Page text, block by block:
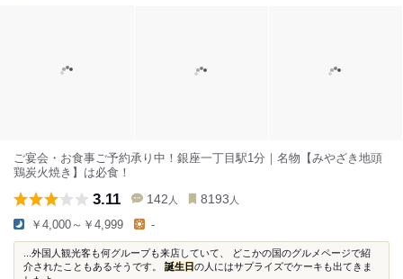
ご宴会・お食事ご予約承り中！銀座一丁目駅1分｜名物【みやざき地頭
鶏炭火焼き】は必食！
3.11 142 人 8193 人
￥4,000～￥4,999 -
...外国人観光客も何グループも来店していて、 どこかの国のグルメページで紹
介されたこともあるそうです。 誕生日の人にはサプライズでケーキも出てきま